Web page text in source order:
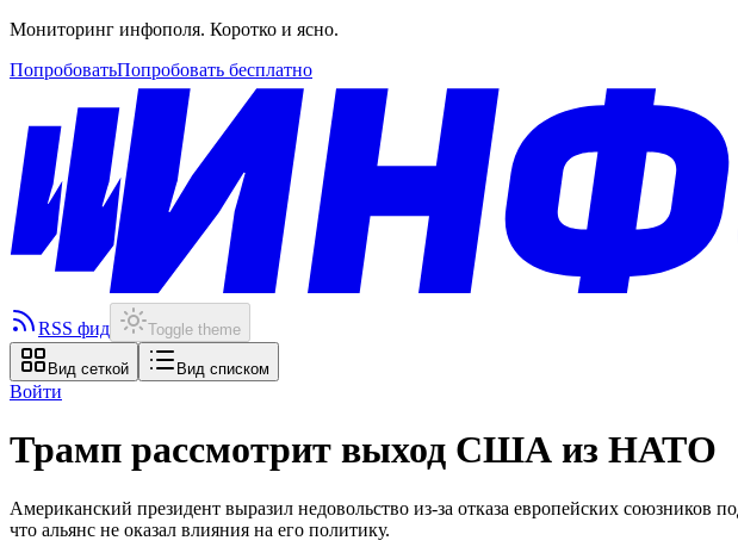
Мониторинг инфополя. Коротко и ясно.
ПопробоватьПопробовать бесплатно
RSS фид Toggle theme
Вид сеткой Вид списком
Войти
Трамп рассмотрит выход США из НАТО
Американский президент выразил недовольство из-за отказа европейских
что альянс не оказал влияния на его политику.